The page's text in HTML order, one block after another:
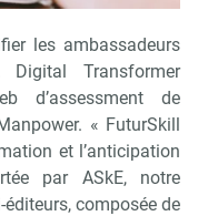
les ambassadeurs
Transformer
d’assessment de
« FuturSkill
et l’anticipation
par ASkE, notre
composée de